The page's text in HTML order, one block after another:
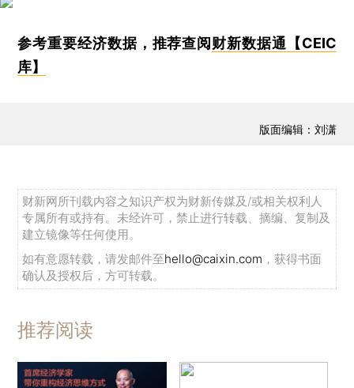
参考重要经济数据，推荐查阅 财新数据通【CEIC
库】
版面编辑：刘潇
财新网所刊载内容之知识产权为财新传媒及/或相关权利人
专属所有或持有。未经许可，禁止进行转载、摘编、复制及
建立镜像等任何使用。
如有意愿转载，请发邮件至hello@caixin.com ，获得书面
确认及授权后，方可转载。
推荐阅读